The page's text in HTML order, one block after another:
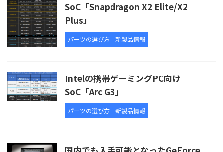
SoC「Snapdragon X2 Elite/X2
Plus」
パーツの選び方 新製品情報
Intelの携帯ゲーミングPC向け
SoC「Arc G3」
パーツの選び方 新製品情報